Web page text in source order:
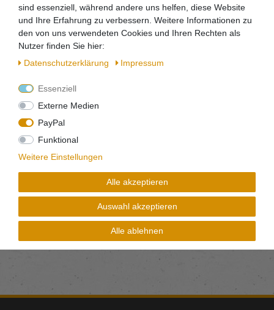
Präzisa Kreissägeblatt TypeB
Chrom-Vanadium-Kreissägeblatt
Sie erhalten eine Rechnung mit ausgewiesener
• Kreissägeblatt
• Für feine Zuschnitte in Weichholz
• Spitzzahn/ Hochzahn
sind essenziell, während andere uns helfen, diese Website
und Ihre Erfahrung zu verbessern. Weitere Informationen zu
den von uns verwendeten Cookies und Ihren Rechten als
Nutzer finden Sie hier:
Daten­schutz­erklärung
Impressum
Essenziell
Externe Medien
PayPal
Funktional
Weitere Einstellungen
Alle akzeptieren
Auswahl akzeptieren
Alle ablehnen